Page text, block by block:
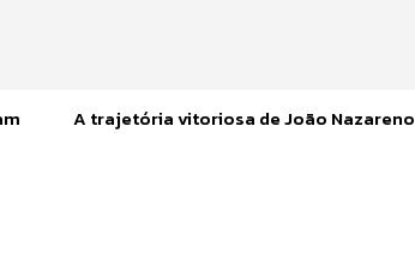
A trajetória vitoriosa de João Nazareno